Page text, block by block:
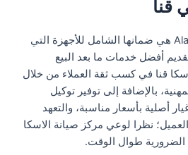
قنا
إحدى أبرز مزايا شركة Alaska هي ضمانها الشامل للأجهزة التي
أفضل خدمات ما بعد البيع
قنا في كسب ثقة العملاء من خلال
بالإضافة إلى توفير توكيل
أصلية بأسعار مناسبة، والتعهد
نظرا لوعي مركز صيانة الاسكا
الضرورية طوال الوقت.